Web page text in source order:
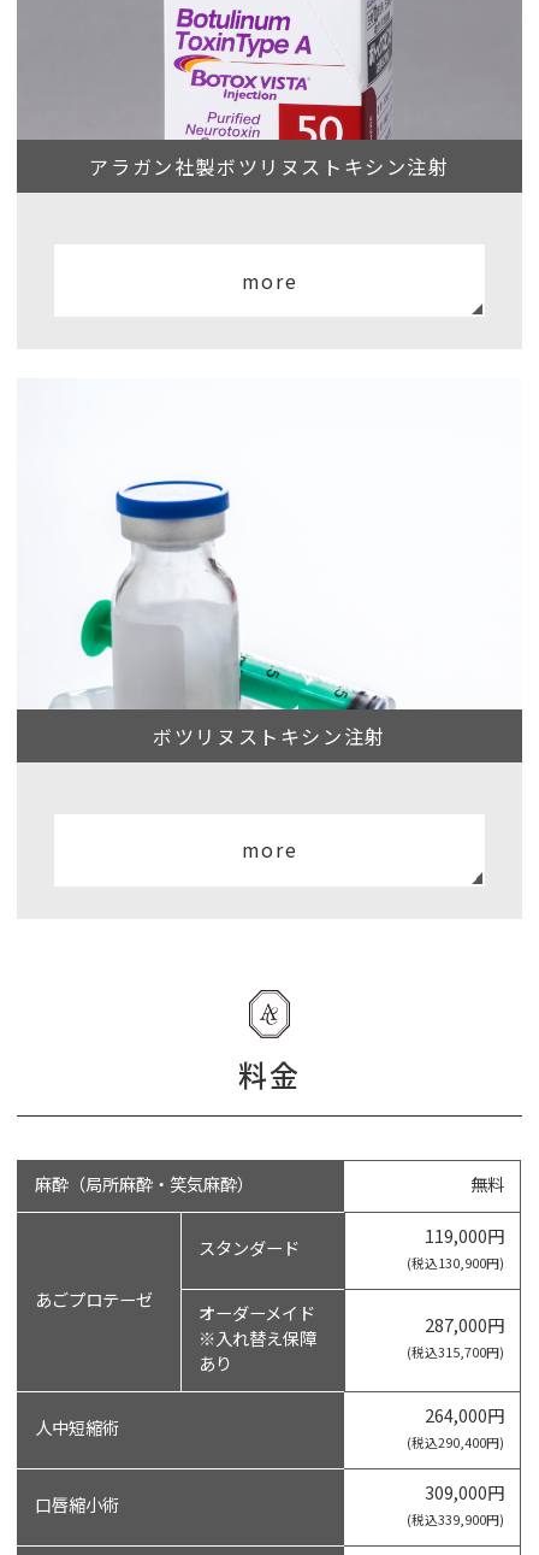
アラガン社製ボツリヌストキシン注射
more
ボツリヌストキシン注射
more
料金
麻酔（局所麻酔・笑気麻酔） 無料
あごプロテーゼ
スタンダード 119,000円
(税込130,900円)
オーダーメイド
※入れ替え保障
あり
287,000円
(税込315,700円)
人中短縮術 264,000円
(税込290,400円)
口唇縮小術 309,000円
(税込339,900円)